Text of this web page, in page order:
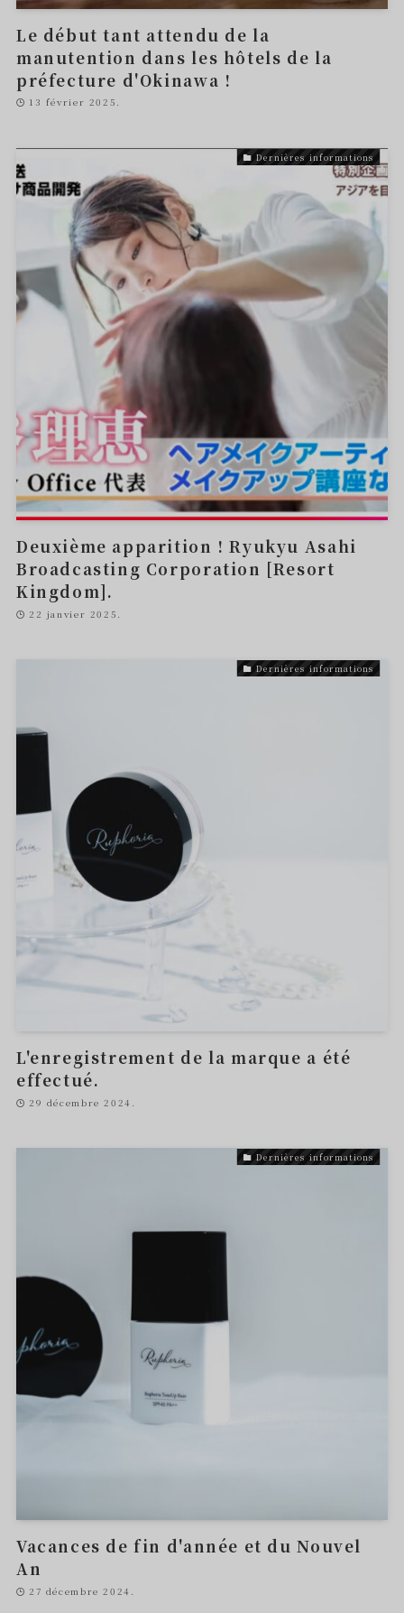
Le début tant attendu de la
manutention dans les hôtels de la
préfecture d'Okinawa !
13 février 2025.
Dernières informations
Deuxième apparition ! Ryukyu Asahi
Broadcasting Corporation [Resort
Kingdom].
22 janvier 2025.
Dernières informations
L'enregistrement de la marque a été
effectué.
29 décembre 2024.
Dernières informations
Vacances de fin d'année et du Nouvel
An
27 décembre 2024.